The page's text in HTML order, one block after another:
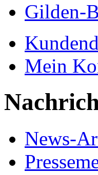
Gilden-
Mein
News-